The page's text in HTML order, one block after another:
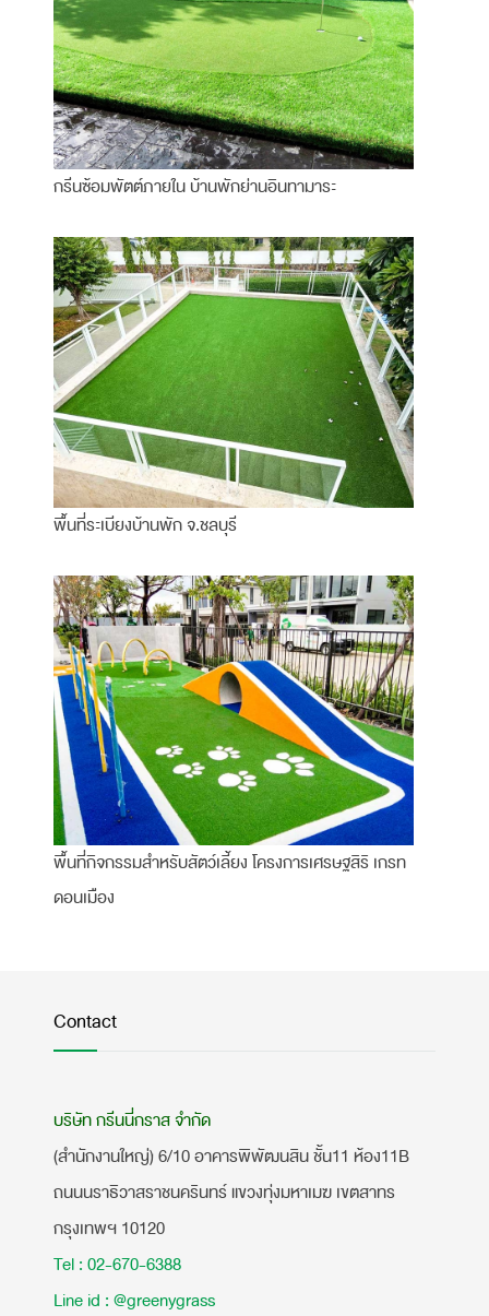
กรีนซ้อมพัตต์ภายใน บ้านพักย่านอินทามาระ
พื้นที่ระเบียงบ้านพัก จ.ชลบุรี
พื้นที่กิจกรรมสำหรับสัตว์เลี้ยง โครงการเศรษฐสิริ เกรท
ดอนเมือง
Contact
บริษัท กรีนนี่กราส จำกัด
(สำนักงานใหญ่) 6/10 อาคารพิพัฒนสิน ชั้น11 ห้อง11B
ถนนนราธิวาสราชนครินทร์ แขวงทุ่งมหาเมฆ เขตสาทร
กรุงเทพฯ 10120
Tel : 02-670-6388
Line id : @greenygrass